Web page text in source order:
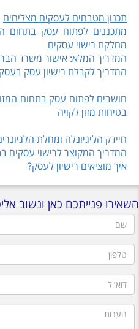
תכנון מטבחים לעסקים מצליחים
מתכננים לפתוח עסק בתחום
מחלקת רישוי עסקים
המדריך המלא: אישור משרד
המדריך לקבלת רישיון עסק
חושבים לפתוח עסק בתחום
בטיחות מזון לקויה
חיידק הליגיונלה ומחלת
המדריך המקוצר לרישוי עסקים
איך מוציאים רישיון לעסק?
השאירו פנייתכם כאן ונשוב
שם
טלפון
דוא"ל
הערות